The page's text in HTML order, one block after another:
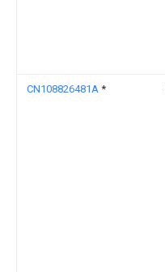
CN108826481A *